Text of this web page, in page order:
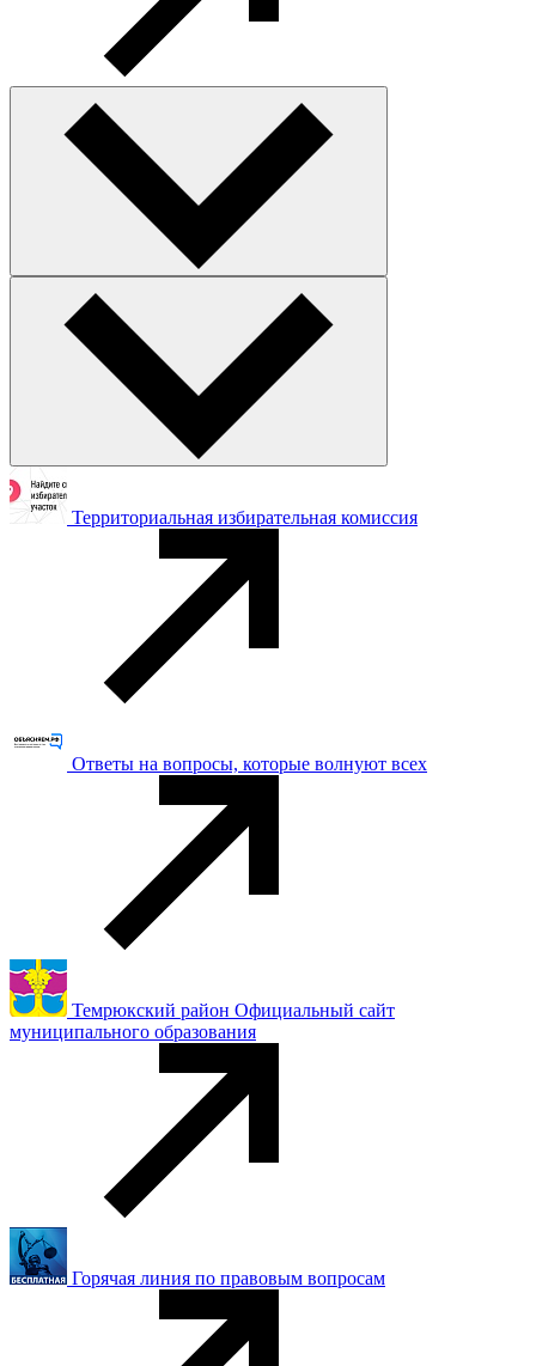
Территориальная избирательная комиссия
Ответы на вопросы, которые волнуют всех
Темрюкский район Официальный сайт
муниципального образования
Горячая линия по правовым вопросам